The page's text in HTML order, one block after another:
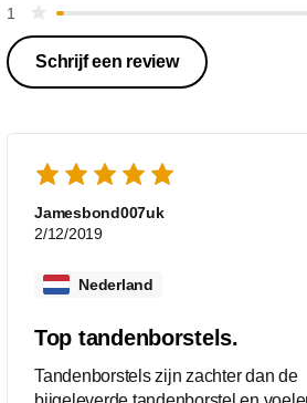
1
Schrijf een review
Jamesbond007uk
2/12/2019
Nederland
Top tandenborstels.
Tandenborstels zijn zachter dan de